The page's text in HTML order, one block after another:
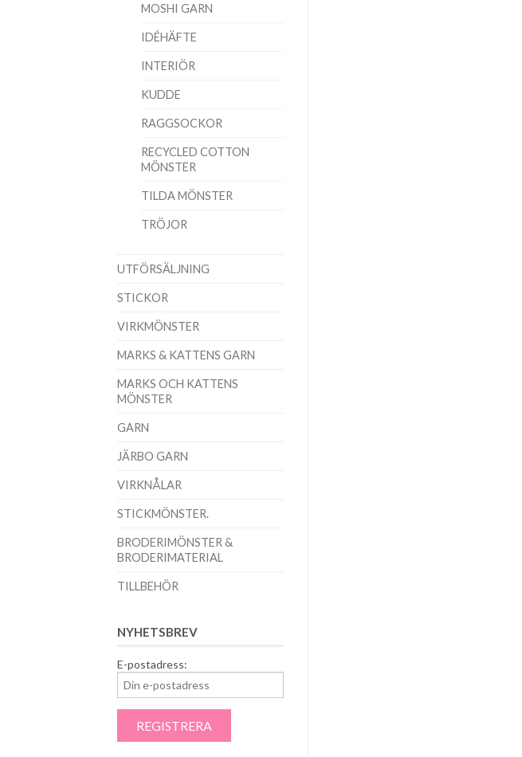
MOSHI GARN
IDÉHÄFTE
INTERIÖR
KUDDE
RAGGSOCKOR
RECYCLED COTTON
MÖNSTER
TILDA MÖNSTER
TRÖJOR
UTFÖRSÄLJNING
STICKOR
VIRKMÖNSTER
MARKS & KATTENS GARN
MARKS OCH KATTENS
MÖNSTER
GARN
JÄRBO GARN
VIRKNÅLAR
STICKMÖNSTER.
BRODERIMÖNSTER &
BRODERIMATERIAL
TILLBEHÖR
NYHETSBREV
E-postadress: